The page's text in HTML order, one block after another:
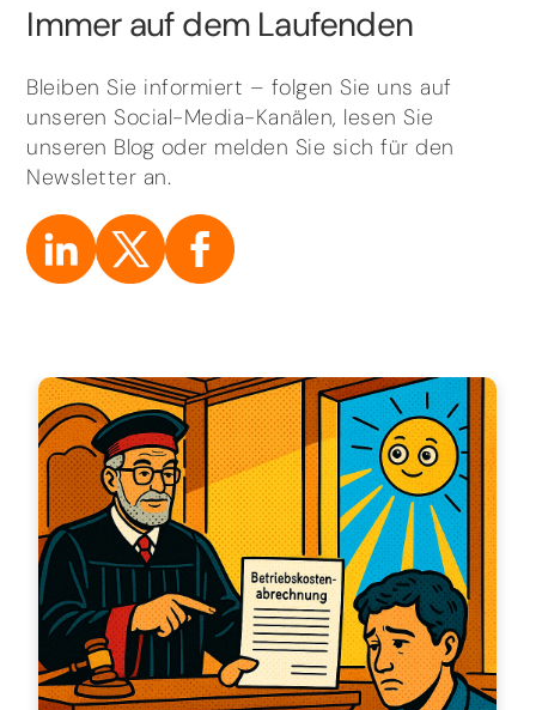
Immer auf dem Laufenden
Bleiben Sie informiert – folgen Sie uns auf
unseren Social-Media-Kanälen, lesen Sie
unseren Blog oder melden Sie sich für den
Newsletter an.